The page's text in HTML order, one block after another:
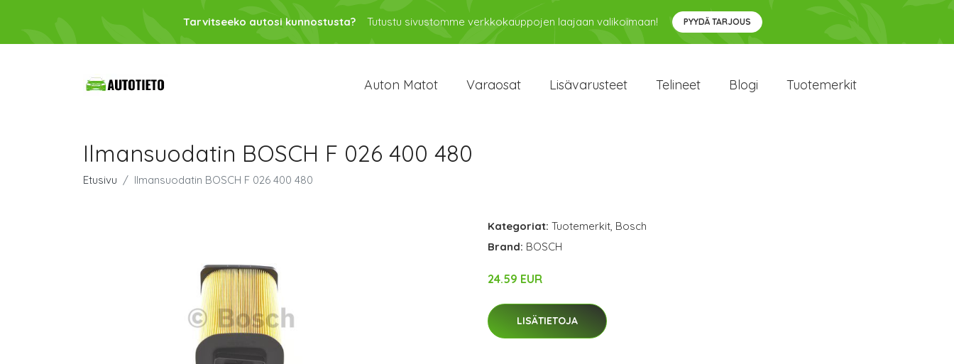
Tarvitseeko autosi kunnostusta? Tutustu sivustomme verkkokauppojen laajaan valikoimaan! PYYDÄ TARJOUS
Auton Matot Varaosat Lisävarusteet Telineet Blogi Tuotemerkit
Ilmansuodatin BOSCH F 026 400 480
Etusivu Ilmansuodatin BOSCH F 026 400 480
Kategoriat: Tuotemerkit, Bosch
Brand: BOSCH
24.59 EUR
LISÄTIETOJA